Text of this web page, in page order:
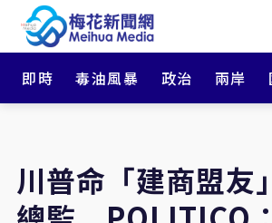
即時 毒油風暴 政治 兩岸
川普命「建商盟友